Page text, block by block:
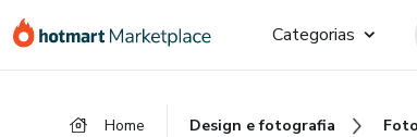
para
para
para
Categorias
Home Design e fotografia